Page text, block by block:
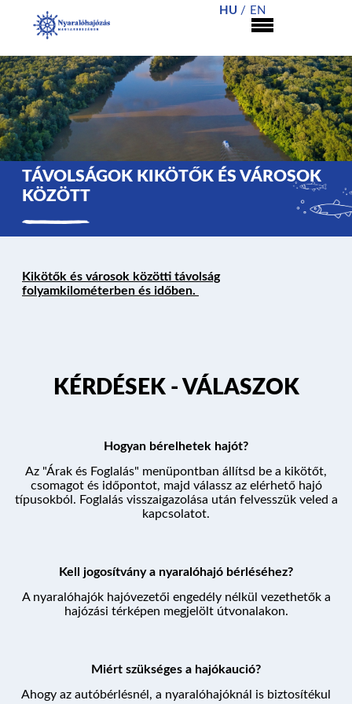
NYARALÓHAJÓZÁS
HAJÓK
KÉRDÉSEK
ÁRAK ÉS FOGLALÁS
HU EN
TÁVOLSÁGOK KIKÖTŐK ÉS VÁROSOK
KÖZÖTT
Kikötők és városok közötti távolság
folyamkilométerben és időben.
KÉRDÉSEK - VÁLASZOK
Hogyan bérelhetek hajót?
Az "Árak és Foglalás" menüpontban állítsd be a kikötőt,
csomagot és időpontot, majd válassz az elérhető hajó
típusokból. Foglalás visszaigazolása után felvesszük veled a
kapcsolatot.
Kell jogosítvány a nyaralóhajó bérléséhez?
A nyaralóhajók hajóvezetői engedély nélkül vezethetők a
hajózási térképen megjelölt útvonalakon.
Miért szükséges a hajókaució?
Ahogy az autóbérlésnél, a nyaralóhajóknál is biztosítékul